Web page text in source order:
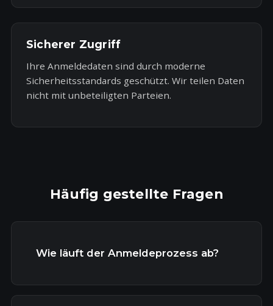
Sicherer Zugriff
Ihre Anmeldedaten sind durch moderne
Sicherheitsstandards geschützt. Wir teilen Daten
nicht mit unbeteiligten Parteien.
Häufig gestellte Fragen
Wie läuft der Anmeldeprozess ab?